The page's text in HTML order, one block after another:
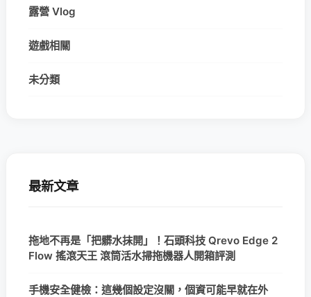
露營 Vlog
遊戲相關
未分類
最新文章
拖地不再是「把髒水抹開」！石頭科技 Qrevo Edge 2
Flow 搖滾天王 滾筒活水掃拖機器人開箱評測
手機安全健檢：這幾個設定沒關，個資可能早就在外